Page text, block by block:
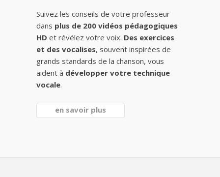
Suivez les conseils de votre professeur
dans plus de 200 vidéos pédagogiques
HD et révélez votre voix. Des exercices
et des vocalises, souvent inspirées de
grands standards de la chanson, vous
aident à développer votre technique
vocale.
en savoir plus